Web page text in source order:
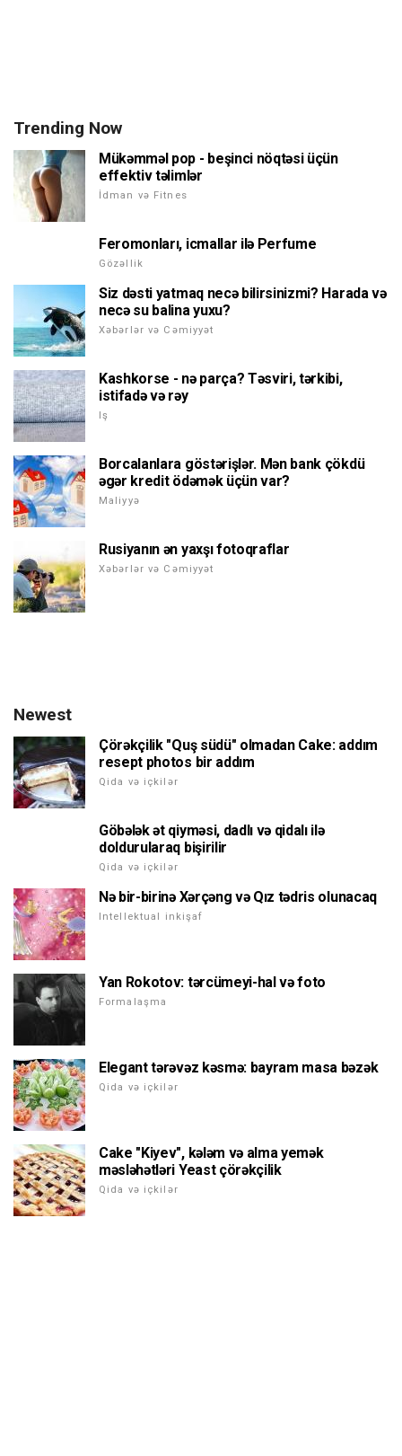
Trending Now
Mükəmməl pop - beşinci nöqtəsi üçün
effektiv təlimlər
İdman və Fitnes
Feromonları, icmallar ilə Perfume
Gözəllik
Siz dəsti yatmaq necə bilirsinizmi? Harada və
necə su balina yuxu?
Xəbərlər və Cəmiyyət
Kashkorse - nə parça? Təsviri, tərkibi,
istifadə və rəy
Iş
Borcalanlara göstərişlər. Mən bank çökdü
əgər kredit ödəmək üçün var?
Maliyyə
Rusiyanın ən yaxşı fotoqraflar
Xəbərlər və Cəmiyyət
Newest
Çörəkçilik "Quş südü" olmadan Cake: addım
resept photos bir addım
Qida və içkilər
Göbələk ət qiyməsi, dadlı və qidalı ilə
doldurularaq bişirilir
Qida və içkilər
Nə bir-birinə Xərçəng və Qız tədris olunacaq
Intellektual inkişaf
Yan Rokotov: tərcümeyi-hal və foto
Formalaşma
Elegant tərəvəz kəsmə: bayram masa bəzək
Qida və içkilər
Cake "Kiyev", kələm və alma yemək
məsləhətləri Yeast çörəkçilik
Qida və içkilər